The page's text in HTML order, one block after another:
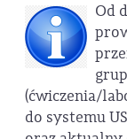
Od
(ćwiczenia/
do systemu